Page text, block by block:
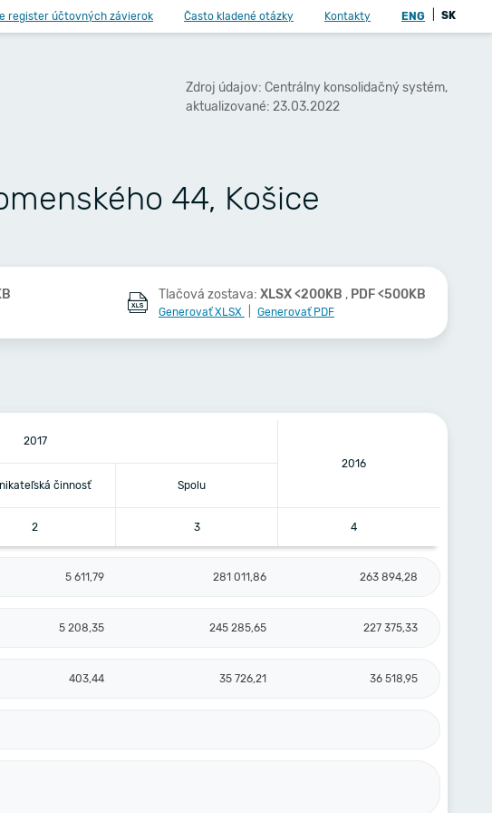
register účtovných závierok Často kladené otázky Kontakty ENG SK
Zdroj údajov: Centrálny konsolidačný systém,
aktualizované: 23.03.2022
44, Košice
Tlačová zostava: XLSX <200KB , PDF <500KB
Generovať XLSX Generovať PDF
2017
2016
činnosť Spolu
2 3 4
5 611,79 281 011,86 263 894,28
5 208,35 245 285,65 227 375,33
403,44 35 726,21 36 518,95